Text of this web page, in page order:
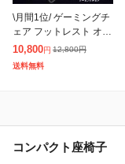
\月間1位/ ゲーミングチ
ェア フットレスト オッ
トマン 疲れにくい 腰痛
楽 リクライニング ゆっ
たり オフィスチェア ゲ
10,800円 12,800円
送料無料
コンパクト座椅子